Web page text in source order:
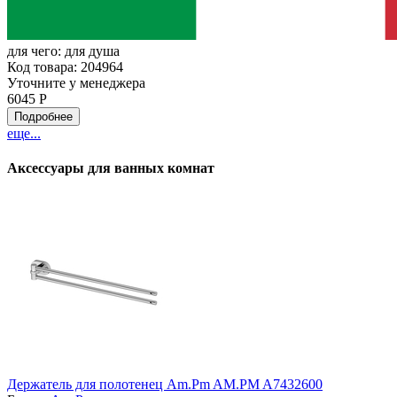
для чего: для душа
Код товара: 204964
Уточните у менеджера
6045 Р
Подробнее
еще...
Аксессуары для ванных комнат
Держатель для полотенец Am.Pm AM.PM A7432600